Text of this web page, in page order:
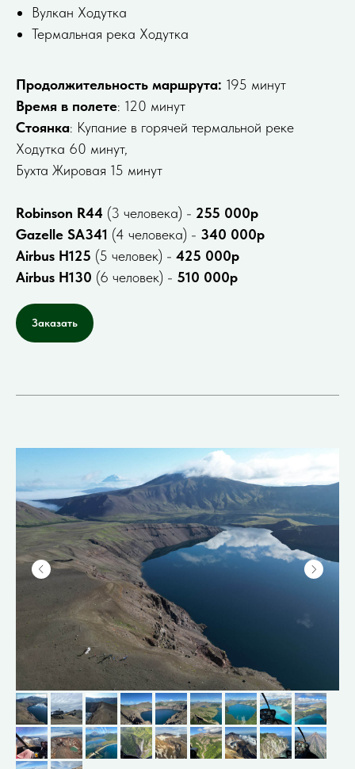
Вулкан Ходутка
Термальная река Ходутка
Продолжительность маршрута: 195 минут
Время в полете: 120 минут
Стоянка: Купание в горячей термальной реке
Ходутка 60 минут,
Бухта Жировая 15 минут
Robinson R44 (3 человека) - 255 000р
Gazelle SA341 (4 человека) - 340 000р
Airbus H125 (5 человек) - 425 000р
Airbus H130 (6 человек) - 510 000р
Заказать